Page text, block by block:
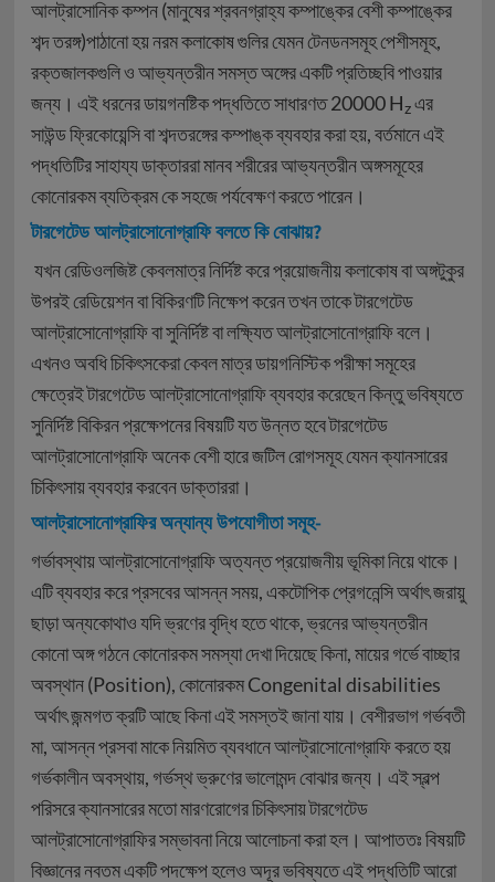
আলট্রাসোনিক কম্পন (মানুষের শ্রবনগ্রাহ্য কম্পাঙ্কের বেশী কম্পাঙ্কের
শব্দ তরঙ্গ)পাঠানো হয় নরম কলাকোষ গুলির যেমন টেনডনসমূহ পেশীসমূহ,
রক্তজালকগুলি ও আভ্যন্তরীন সমস্ত অঙ্গের একটি প্রতিচ্ছবি পাওয়ার
জন্য। এই ধরনের ডায়গনষ্টিক পদ্ধতিতে সাধারণত 20000 Hzএর
সাউন্ড ফ্রিকোয়েন্সি বা শব্দতরঙ্গের কম্পাঙ্ক ব্যবহার করা হয়, বর্তমানে এই
পদ্ধতিটির সাহায্য ডাক্তাররা মানব শরীরের আভ্যন্তরীন অঙ্গসমূহের
কোনোরকম ব্যতিক্রম কে সহজে পর্যবেক্ষণ করতে পারেন।
টারগেটেড আলট্রাসোনোগ্রাফি বলতে কি বোঝায়?
যখন রেডিওলজিষ্ট কেবলমাত্র নির্দিষ্ট করে প্রয়োজনীয় কলাকোষ বা অঙ্গটুকুর
উপরই রেডিয়েশন বা বিকিরণটি নিক্ষেপ করেন তখন তাকে টারগেটেড
আলট্রাসোনোগ্রাফি বা সুনির্দিষ্ট বা লক্ষ্যিত আলট্রাসোনোগ্রাফি বলে।
এখনও অবধি চিকিৎসকেরা কেবল মাত্র ডায়গনিস্টিক পরীক্ষা সমূহের
ক্ষেত্রেই টারগেটেড আলট্রাসোনোগ্রাফি ব্যবহার করেছেন কিন্তু ভবিষ্যতে
সুনির্দিষ্ট বিকিরন প্রক্ষেপনের বিষয়টি যত উন্নত হবে টারগেটেড
আলট্রাসোনোগ্রাফি অনেক বেশী হারে জটিল রোগসমূহ যেমন ক্যানসারের
চিকিৎসায় ব্যবহার করবেন ডাক্তাররা।
আলট্রাসোনোগ্রাফির অন্যান্য উপযোগীতা সমূহ-
গর্ভাবস্থায় আলট্রাসোনোগ্রাফি অত্যন্ত প্রয়োজনীয় ভূমিকা নিয়ে থাকে।
এটি ব্যবহার করে প্রসবের আসন্ন সময়, একটোপিক প্রেগনেন্সি অর্থাৎ জরায়ু
ছাড়া অন্যকোথাও যদি ভ্রণের বৃদ্ধি হতে থাকে, ভ্রনের আভ্যন্তরীন
কোনো অঙ্গ গঠনে কোনোরকম সমস্যা দেখা দিয়েছে কিনা, মায়ের গর্ভে বাচ্ছার
অবস্থান (Position), কোনোরকম Congenital disabilities
অর্থাৎ জন্মগত ক্রটি আছে কিনা এই সমস্তই জানা যায়। বেশীরভাগ গর্ভবতী
মা, আসন্ন প্রসবা মাকে নিয়মিত ব্যবধানে আলট্রাসোনোগ্রাফি করতে হয়
গর্ভকালীন অবস্থায়, গর্ভস্থ ভ্রুণের ভালোমন্দ বোঝার জন্য। এই স্বল্প
পরিসরে ক্যানসারের মতো মারণরোগের চিকিৎসায় টারগেটেড
আলট্রাসোনোগ্রাফির সম্ভাবনা নিয়ে আলোচনা করা হল। আপাততঃ বিষয়টি
বিজ্ঞানের নবতম একটি পদক্ষেপ হলেও অদূর ভবিষ্যতে এই পদ্ধতিটি আরো